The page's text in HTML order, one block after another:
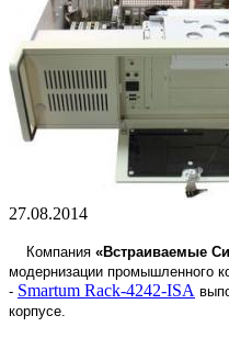
27.08.2014
Компания «Встраиваемые
модернизации промышленного
- Smartum Rack-4242-ISA
корпусе.